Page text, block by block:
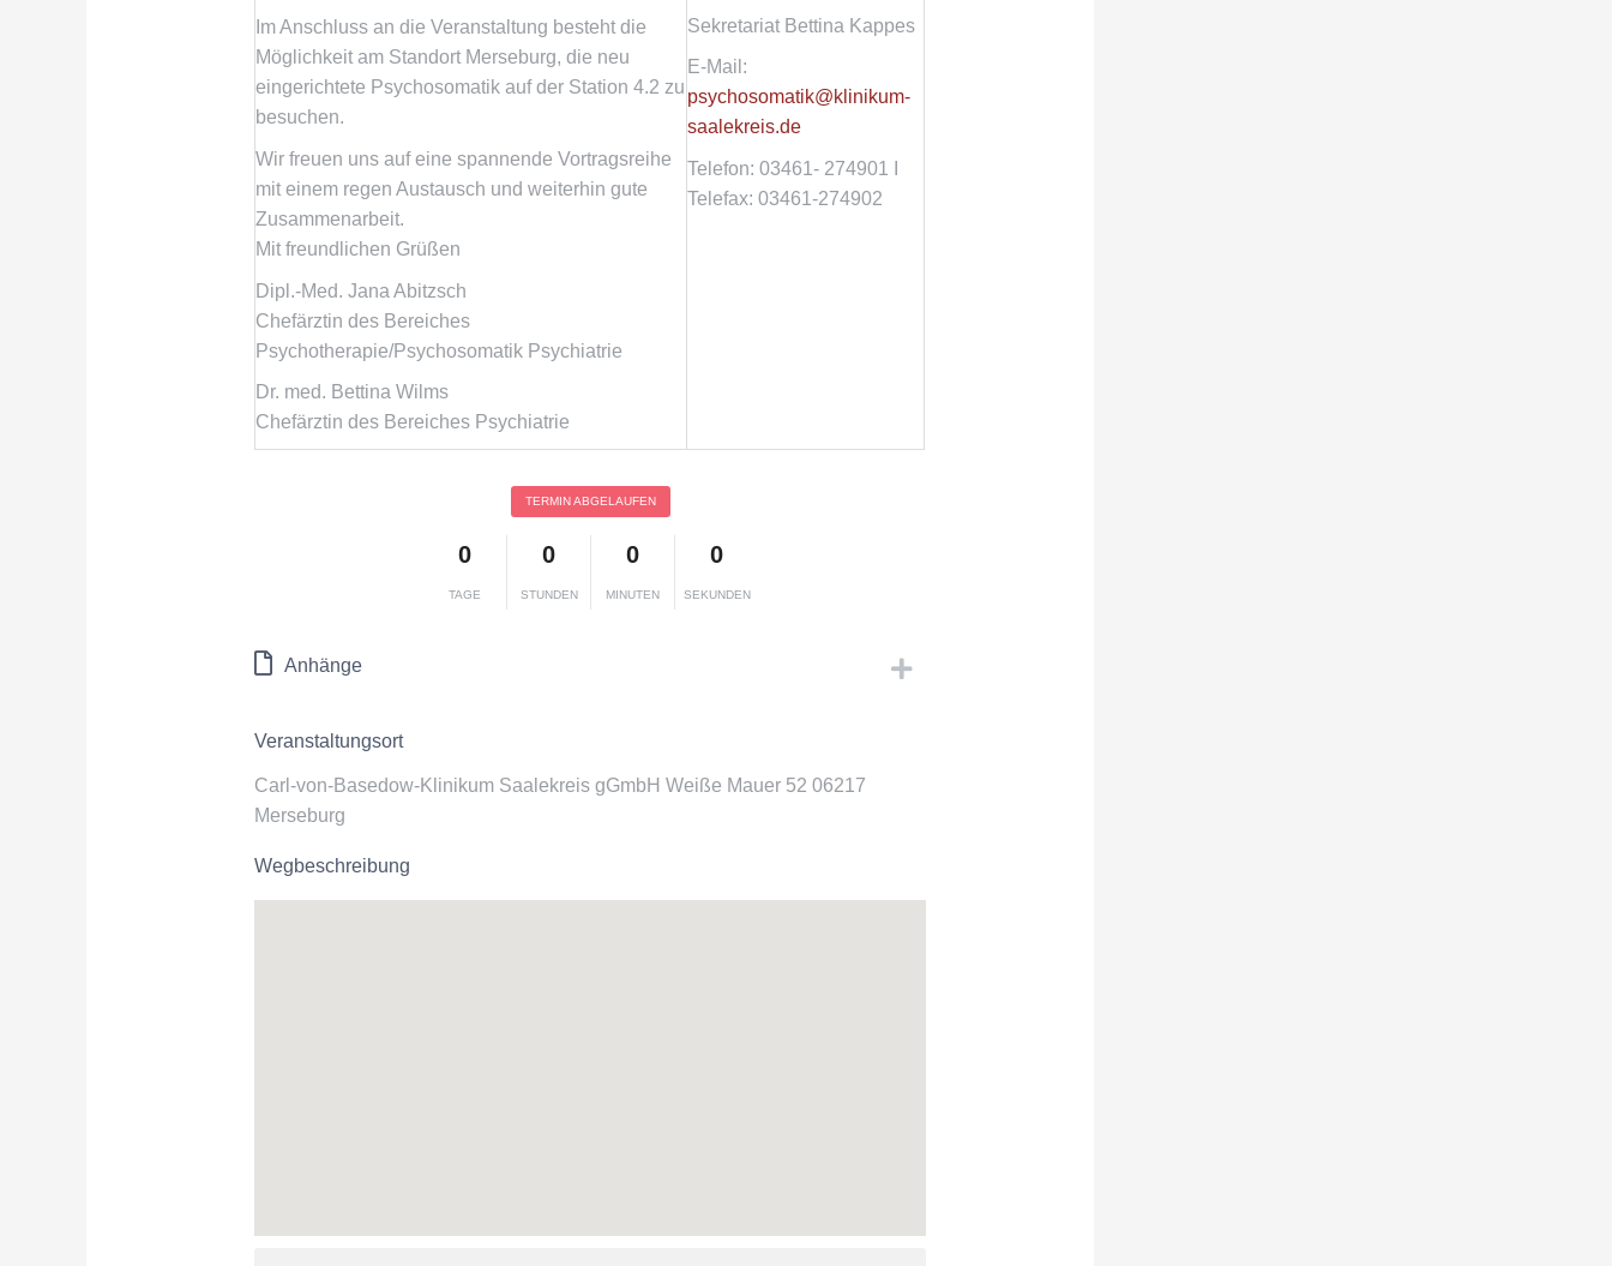
Im Anschluss an die Veranstaltung besteht die
Möglichkeit am Standort Merseburg, die neu
eingerichtete Psychosomatik auf der Station 4.2 zu
besuchen.
Wir freuen uns auf eine spannende Vortragsreihe
mit einem regen Austausch und weiterhin gute
Zusammenarbeit.
Mit freundlichen Grüßen
Dipl.-Med. Jana Abitzsch
Chefärztin des Bereiches
Psychotherapie/Psychosomatik Psychiatrie
Dr. med. Bettina Wilms
Chefärztin des Bereiches Psychiatrie
Sekretariat Bettina Kappes
E-Mail:
psychosomatik@klinikum-
saalekreis.de
Telefon: 03461- 274901 I
Telefax: 03461-274902
TERMIN ABGELAUFEN
0
TAGE
0
STUNDEN
0
MINUTEN
0
SEKUNDEN
Anhänge
Veranstaltungsort
Carl-von-Basedow-Klinikum Saalekreis gGmbH Weiße Mauer 52 06217
Merseburg
Wegbeschreibung